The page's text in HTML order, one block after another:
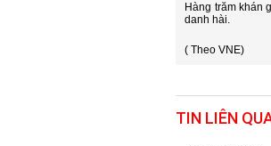
Hàng trăm khán
danh hài.
( Theo VNE)
TIN LIÊN